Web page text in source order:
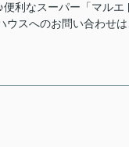
利なスーパー「マルエ
ウスへのお問い合わせ